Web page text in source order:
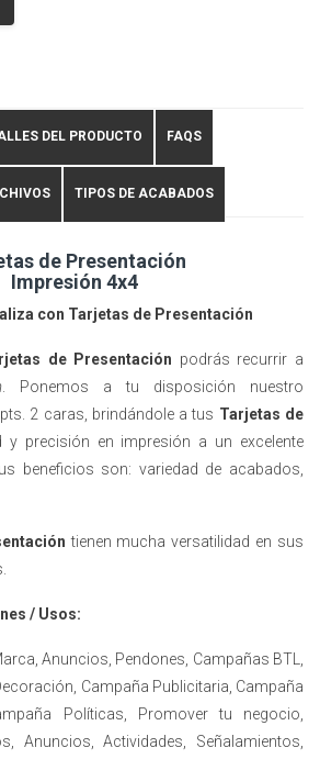
DEL PRODUCTO FAQS
TIPOS DE ACABADOS
de Presentación
Impresión 4x4
con Tarjetas de Presentación
de Presentación podrás recurrir a
. Ponemos a tu disposición nuestro
2 caras , brindándole a tus Tarjetas de
y precisión en impresión a un excelente
beneficios son: variedad de acabados,
tienen mucha versatilidad en sus
/ Usos:
Anuncios, Pendones, Campañas BTL,
Campaña Publicitaria, Campaña
Políticas, Promover tu negocio,
Anuncios, Actividades, Señalamientos,